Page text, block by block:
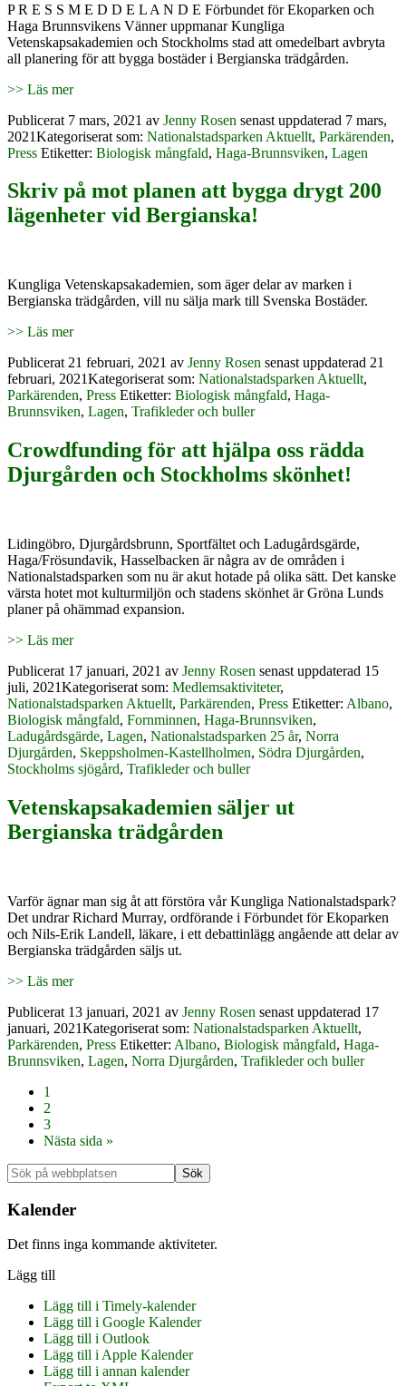
P R E S S M E D D E L A N D E Förbundet för Ekoparken och
Haga Brunnsvikens Vänner uppmanar Kungliga
Vetenskapsakademien och Stockholms stad att omedelbart avbryta
all planering för att bygga bostäder i Bergianska trädgården.
>> Läs mer
Publicerat 7 mars, 2021 av Jenny Rosen senast uppdaterad 7 mars,
2021Kategoriserat som: Nationalstadsparken Aktuellt, Parkärenden,
Press Etiketter: Biologisk mångfald, Haga-Brunnsviken, Lagen
Skriv på mot planen att bygga drygt 200
lägenheter vid Bergianska!
Kungliga Vetenskapsakademien, som äger delar av marken i
Bergianska trädgården, vill nu sälja mark till Svenska Bostäder.
>> Läs mer
Publicerat 21 februari, 2021 av Jenny Rosen senast uppdaterad 21
februari, 2021Kategoriserat som: Nationalstadsparken Aktuellt,
Parkärenden, Press Etiketter: Biologisk mångfald, Haga-
Brunnsviken, Lagen, Trafikleder och buller
Crowdfunding för att hjälpa oss rädda
Djurgården och Stockholms skönhet!
Lidingöbro, Djurgårdsbrunn, Sportfältet och Ladugårdsgärde,
Haga/Frösundavik, Hasselbacken är några av de områden i
Nationalstadsparken som nu är akut hotade på olika sätt. Det kanske
värsta hotet mot kulturmiljön och stadens skönhet är Gröna Lunds
planer på ohämmad expansion.
>> Läs mer
Publicerat 17 januari, 2021 av Jenny Rosen senast uppdaterad 15
juli, 2021Kategoriserat som: Medlemsaktiviteter,
Nationalstadsparken Aktuellt, Parkärenden, Press Etiketter: Albano,
Biologisk mångfald, Fornminnen, Haga-Brunnsviken,
Ladugårdsgärde, Lagen, Nationalstadsparken 25 år, Norra
Djurgården, Skeppsholmen-Kastellholmen, Södra Djurgården,
Stockholms sjögård, Trafikleder och buller
Vetenskapsakademien säljer ut
Bergianska trädgården
Varför ägnar man sig åt att förstöra vår Kungliga Nationalstadspark?
Det undrar Richard Murray, ordförande i Förbundet för Ekoparken
och Nils-Erik Landell, läkare, i ett debattinlägg angående att delar av
Bergianska trädgården säljs ut.
>> Läs mer
Publicerat 13 januari, 2021 av Jenny Rosen senast uppdaterad 17
januari, 2021Kategoriserat som: Nationalstadsparken Aktuellt,
Parkärenden, Press Etiketter: Albano, Biologisk mångfald, Haga-
Brunnsviken, Lagen, Norra Djurgården, Trafikleder och buller
Sida
1
Sida
2
Sida
3
Go
Nästa sida »
Primärt
sidofält
Sök
på
webbplatsen
Kalender
Det finns inga kommande aktiviteter.
Lägg till
Lägg till i Timely-kalender
Lägg till i Google Kalender
Lägg till i Outlook
Lägg till i Apple Kalender
Lägg till i annan kalender